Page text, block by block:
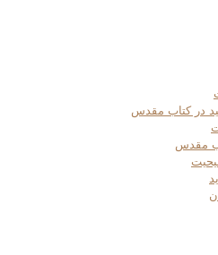
در کتاب مقدس
مقدس